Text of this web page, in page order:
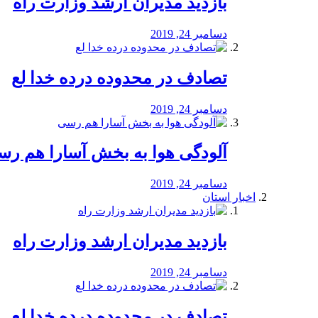
دسامبر 24, 2019
تصادف در محدوده درده خدا لع
دسامبر 24, 2019
آلودگی هوا به بخش آسارا هم
دسامبر 24, 2019
اخبار استان
بازدید مدیران ارشد وزارت راه
دسامبر 24, 2019